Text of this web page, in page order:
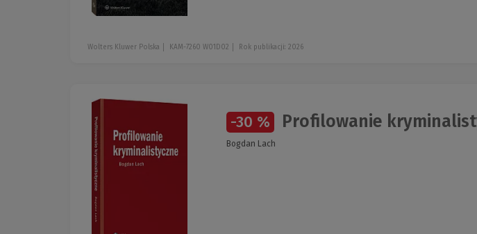
Wolters Kluwer Polska KAM-7260 W01D02 Rok publikacji: 2026
-30 % Profilowanie
Bogdan Lach